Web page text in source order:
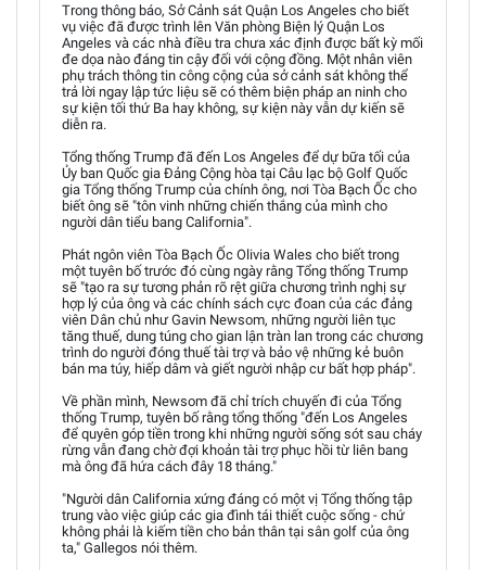
Trong thông báo, Sở Cảnh sát Quận Los Angeles cho biết
vụ việc đã được trình lên Văn phòng Biện lý Quận Los
Angeles và các nhà điều tra chưa xác định được bất kỳ mối
đe dọa nào đáng tin cậy đối với cộng đồng. Một nhân viên
phụ trách thông tin công cộng của sở cảnh sát không thể
trả lời ngay lập tức liệu sẽ có thêm biện pháp an ninh cho
sự kiện tối thứ Ba hay không, sự kiện này vẫn dự kiến sẽ
diễn ra.
Tổng thống Trump đã đến Los Angeles để dự bữa tối của
Ủy ban Quốc gia Đảng Cộng hòa tại Câu lạc bộ Golf Quốc
gia Tổng thống Trump của chính ông, nơi Tòa Bạch Ốc cho
biết ông sẽ "tôn vinh những chiến thắng của mình cho
người dân tiểu bang California".
Phát ngôn viên Tòa Bạch Ốc Olivia Wales cho biết trong
một tuyên bố trước đó cùng ngày rằng Tổng thống Trump
sẽ "tạo ra sự tương phản rõ rệt giữa chương trình nghị sự
hợp lý của ông và các chính sách cực đoan của các đảng
viên Dân chủ như Gavin Newsom, những người liên tục
tăng thuế, dung túng cho gian lận tràn lan trong các chương
trình do người đóng thuế tài trợ và bảo vệ những kẻ buôn
bán ma túy, hiếp dâm và giết người nhập cư bất hợp pháp".
Về phần mình, Newsom đã chỉ trích chuyến đi của Tổng
thống Trump, tuyên bố rằng tổng thống "đến Los Angeles
để quyên góp tiền trong khi những người sống sót sau cháy
rừng vẫn đang chờ đợi khoản tài trợ phục hồi từ liên bang
mà ông đã hứa cách đây 18 tháng."
"Người dân California xứng đáng có một vị Tổng thống tập
trung vào việc giúp các gia đình tái thiết cuộc sống - chứ
không phải là kiếm tiền cho bản thân tại sân golf của ông
ta," Gallegos nói thêm.